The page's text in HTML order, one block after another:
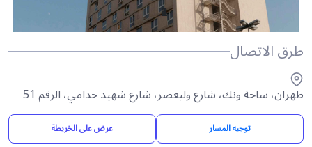
طرق الاتصال
طهران، ساحة ونك، شارع وليعصر، شارع شهيد خدامي، الرقم 51
توجيه المسار عرض على الخريطة